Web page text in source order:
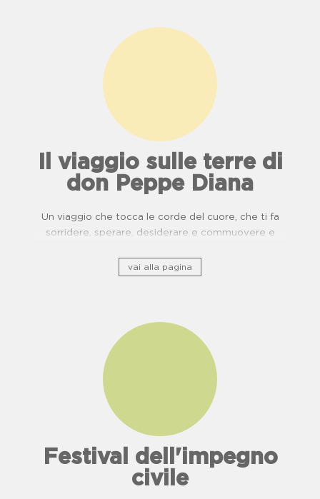
Il viaggio sulle terre di
don Peppe Diana
Un viaggio che tocca le corde del cuore, che ti fa
sorridere, sperare, desiderare e commuovere e
di usanze, cucina e buone pratiche.
vai alla pagina
Festival dell'impegno
civile